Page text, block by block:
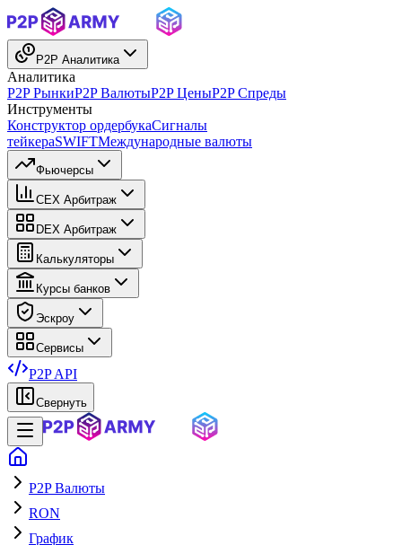
P2P Аналитика
Аналитика
P2P РынкиP2P ВалютыP2P ЦеныP2P Спреды
Инструменты
Конструктор ордербукаСигналы
тейкераSWIFTМеждународные валюты
Фьючерсы
CEX Арбитраж
DEX Арбитраж
Калькуляторы
Курсы банков
Эскроу
Сервисы
P2P API
Свернуть
P2P Валюты
RON
График